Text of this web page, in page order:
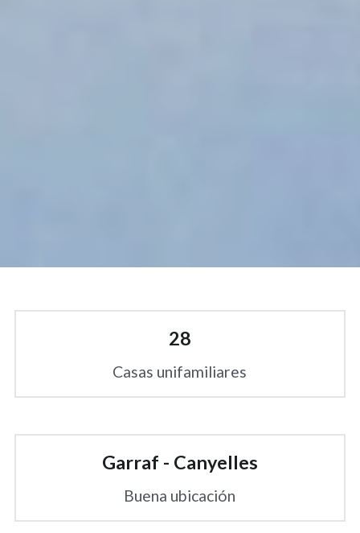
28
Casas unifamiliares
Garraf - Canyelles
Buena ubicación